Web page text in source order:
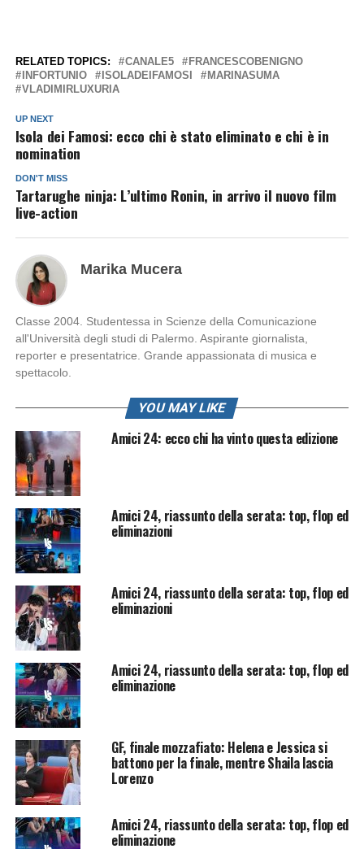
RELATED TOPICS: CANALE5
FRANCESCOBENIGNO
INFORTUNIO
ISOLADEIFAMOSI
MARINASUMA
VLADIMIRLUXURIA
UP NEXT
Isola dei Famosi: ecco chi è stato eliminato e chi è in
nomination
DON'T MISS
Tartarughe ninja: L’ultimo Ronin, in arrivo il nuovo film
live-action
Marika Mucera
Classe 2004. Studentessa in Scienze della Comunicazione
all'Università degli studi di Palermo. Aspirante giornalista,
reporter e presentatrice. Grande appassionata di musica e
spettacolo.
YOU MAY LIKE
Amici 24: ecco chi ha vinto questa edizione
Amici 24, riassunto della serata: top, flop ed
eliminazioni
Amici 24, riassunto della serata: top, flop ed
eliminazioni
Amici 24, riassunto della serata: top, flop ed
eliminazione
GF, finale mozzafiato: Helena e Jessica si
battono per la finale, mentre Shaila lascia
Lorenzo
Amici 24, riassunto della serata: top, flop ed
eliminazione